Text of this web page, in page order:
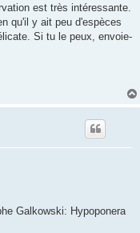
est très intéressante.
qu'il y ait peu d'espèces
Si tu le peux, envoie-
Galkowski: Hypoponera